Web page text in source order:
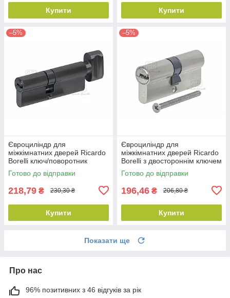
Купити Купити
–5%
Євроциліндр для
міжкімнатних дверей Ricardo
Borelli ключ/поворотник
перфорований 60мм 30/30Т
ZN MB матовий чорний
Готово до відправки
218,79 ₴ 230,30 ₴
Купити
–5%
Євроциліндр для
міжкімнатних дверей Ricardo
Borelli з двостороннім ключем
перфорований 60мм 30/30
ZN SN матовий нікель
Готово до відправки
196,46 ₴ 206,80 ₴
Купити
Показати ще
Про нас
96% позитивних з 46 відгуків за рік